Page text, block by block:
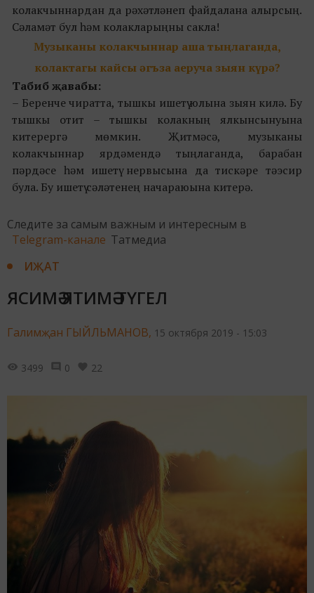
колакчыннардан да рәхәтләнеп файдалана алырсың.
Сәламәт бул һәм колакларыңны сакла!
Музыканы колакчыннар аша тыңлаганда,
колактагы кайсы әгъза аеруча зыян күрә?
Табиб җавабы:
– Беренче чиратта, тышкы ишетү юлына зыян килә. Бу
тышкы отит – тышкы колакның ялкынсынуына
китерергә мөмкин. Җитмәсә, музыканы
колакчыннар ярдәмендә тыңлаганда, барабан
пәрдәсе һәм ишетү нервысына да тискәре тәэсир
була. Бу ишетү сәләтенең начараюына китерә.
Следите за самым важным и интересным в
Telegram-канале Татмедиа
ИҖАТ
ЯСИМӘ ЯТИМӘ ТҮГЕЛ
Галимҗан ГЫЙЛЬМАНОВ, 15 октября 2019 - 15:03
3499 0 22